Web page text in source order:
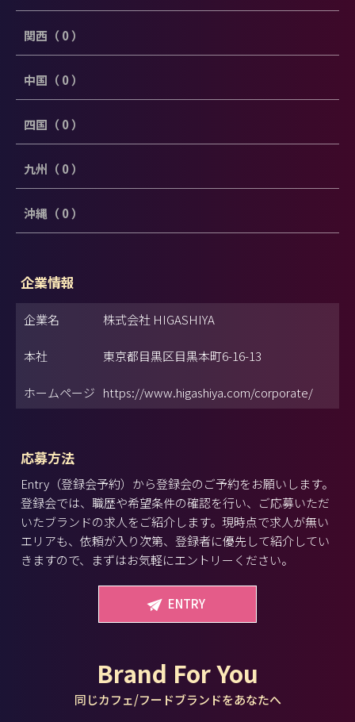
関西（ 0 ）
中国（ 0 ）
四国（ 0 ）
九州（ 0 ）
沖縄（ 0 ）
企業情報
企業名 株式会社 HIGASHIYA
本社 東京都目黒区目黒本町6-16-13
ホームページ https://www.higashiya.com/corporate/
応募方法
Entry（登録会予約）から登録会のご予約をお願いします。
登録会では、職歴や希望条件の確認を行い、ご応募いただ
いたブランドの求人をご紹介します。現時点で求人が無い
エリアも、依頼が入り次第、登録者に優先して紹介してい
きますので、まずはお気軽にエントリーください。
ENTRY
Brand For You
同じカフェ/フードブランドをあなたへ